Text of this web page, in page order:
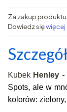
Za zakup
Dowiedz sięwięcej
Kubek Henley -
Spots, ale w
kolorów: